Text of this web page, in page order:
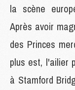
la scène
Après avoir
des Princes
plus est, l'ailier
à Stamford